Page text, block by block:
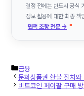
결정 전에는 반드시 공식
정보 활용에 대한 최종 책
면책 조항 전문 →
카
테
고
리
금융
문화상품권 환불 절차
비트코인 페이팔 구매 방